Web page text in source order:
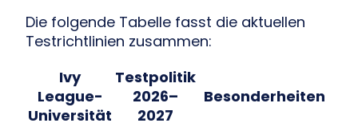
Die folgende Tabelle fasst die aktuellen
Testrichtlinien zusammen:
Ivy
League-
Universität
Testpolitik
2026–
2027
Besonderheiten